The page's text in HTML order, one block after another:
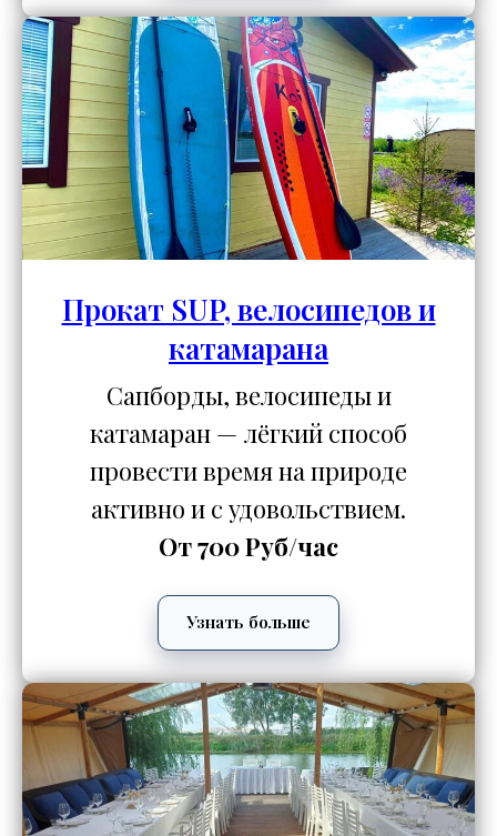
Прокат SUP, велосипедов и
катамарана
Сапборды, велосипеды и
катамаран — лёгкий способ
провести время на природе
активно и с удовольствием.
От 700 Руб/час
Узнать больше